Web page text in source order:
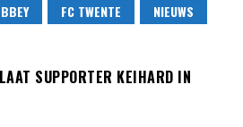
FC TWENTE
NIEUWS
SUPPORTER KEIHARD IN